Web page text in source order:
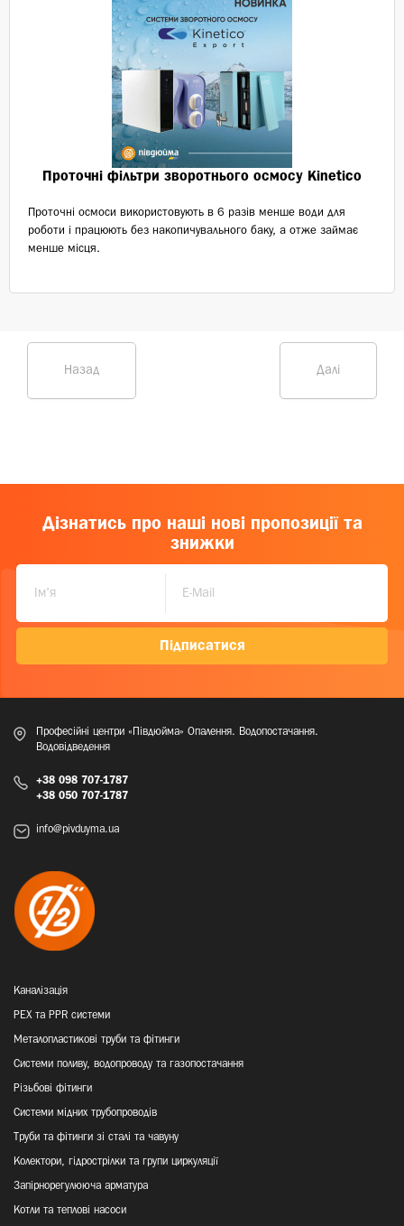
Проточні фільтри зворотнього осмосу Kinetico
Проточні осмоси використовують в 6 разів менше води для
роботи і працюють без накопичувального баку, а отже займає
менше місця.
Назад Далі
Дізнатись про наші нові пропозиції та
знижки
Підписатися
Професійні центри «Півдюйма» Опалення. Водопостачання.
Водовідведення
+38 098 707-1787
+38 050 707-1787
info@pivduyma.ua
Каналізація
PEX та PPR системи
Металопластикові труби та фітинги
Системи поливу, водопроводу та газопостачання
Різьбові фітинги
Системи мідних трубопроводів
Труби та фітинги зі сталі та чавуну
Колектори, гідрострілки та групи циркуляції
Запірнорегулююча арматура
Котли та теплові насоси